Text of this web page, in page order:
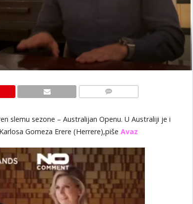
slemu sezone – Australijan Openu. U Australiji je i
Gomeza Erere (Herrere),piše Avaz